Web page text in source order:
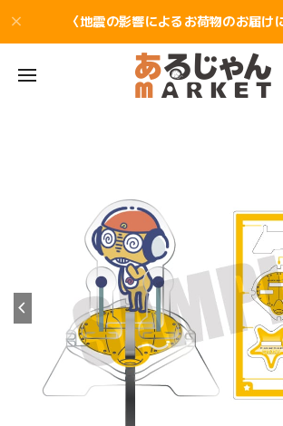
〈地震の影響によるお荷物のお届け